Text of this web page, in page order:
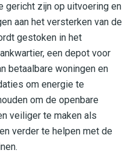
gericht zijn op uitvoering en
aan het versterken van de
gestoken in het
een depot voor
betaalbare woningen en
om energie te
om de openbare
veiliger te maken als
verder te helpen met de